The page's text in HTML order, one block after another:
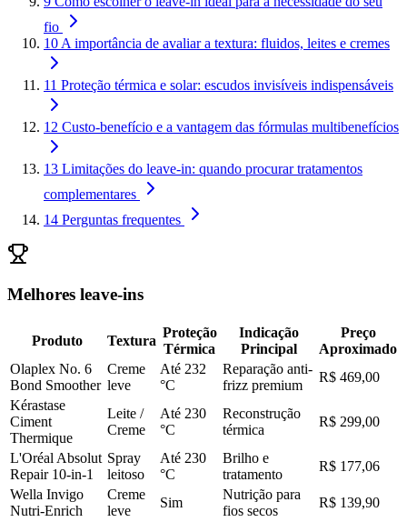
fio
10 A importância de avaliar a textura: fluidos, leites e cremes
11 Proteção térmica e solar: escudos invisíveis indispensáveis
12 Custo-benefício e a vantagem das fórmulas multibenefícios
13 Limitações do leave-in: quando procurar tratamentos
complementares
14 Perguntas frequentes
Melhores leave-ins
Produto Textura
Proteção
Térmica
Indicação
Principal
Preço
Aproximado
Olaplex No. 6
Bond Smoother
Creme
leve
Até 232
°C
Reparação anti-
frizz premium
R$ 469,00
Kérastase
Ciment
Thermique
Leite /
Creme
Até 230
°C
Reconstrução
térmica
R$ 299,00
L'Oréal Absolut
Repair 10-in-1
Spray
leitoso
Até 230
°C
Brilho e
tratamento
R$ 177,06
Wella Invigo
Nutri-Enrich
Creme
leve
Sim
Nutrição para
fios secos
R$ 139,90